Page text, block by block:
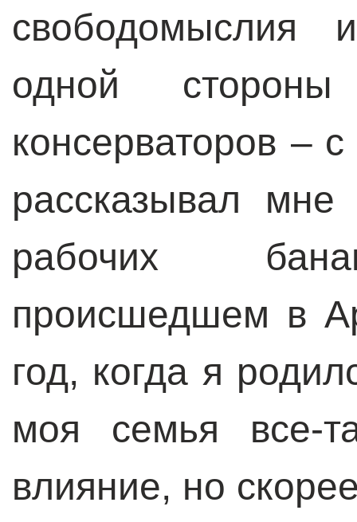
свободомыслия
одной
консерваторов –
рассказывал
рабочих
происшедшем в
год, когда я
моя семья все-
влияние, но